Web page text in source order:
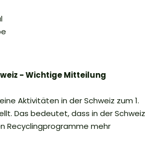
- Wichtige Mitteilung
Aktivitäten in der Schweiz zum 1.
Das bedeutet, dass in der Schweiz
Recyclingprogramme mehr